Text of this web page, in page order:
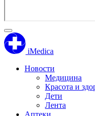
iMedica
Новости
Медицина
Красота и
Дети
Лента
Аптеки